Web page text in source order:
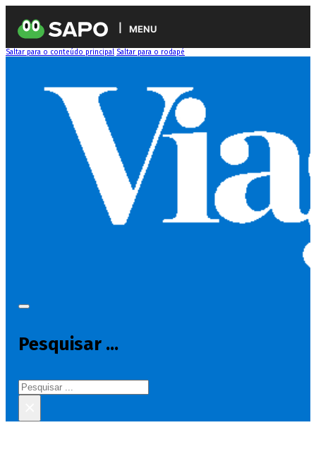
MENU
Saltar para o conteúdo principal Saltar para o rodapé
Pesquisar ...
Pesquisar